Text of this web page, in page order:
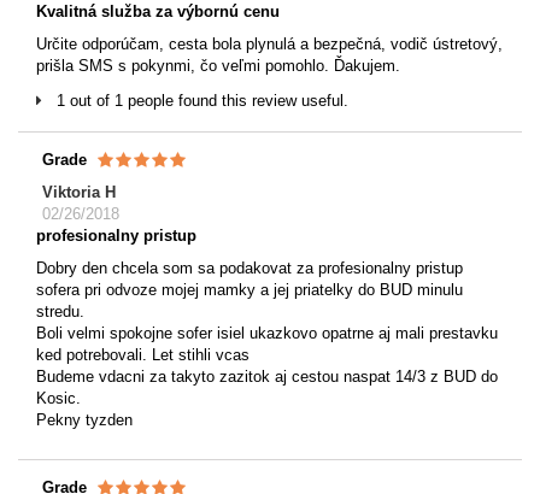
Kvalitná služba za výbornú cenu
Určite odporúčam, cesta bola plynulá a bezpečná, vodič ústretový,
prišla SMS s pokynmi, čo veľmi pomohlo. Ďakujem.
1 out of 1 people found this review useful.
Grade
Viktoria H
02/26/2018
profesionalny pristup
Dobry den chcela som sa podakovat za profesionalny pristup
sofera pri odvoze mojej mamky a jej priatelky do BUD minulu
stredu.
Boli velmi spokojne sofer isiel ukazkovo opatrne aj mali prestavku
ked potrebovali. Let stihli vcas
Budeme vdacni za takyto zazitok aj cestou naspat 14/3 z BUD do
Kosic.
Pekny tyzden
Grade